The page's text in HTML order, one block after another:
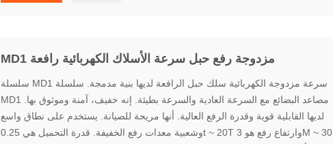
MD1 مزدوجة رفع حبل سرعة الأسلاك الكهربائية رافعة
سلسلة MD1 سرعة مزدوجة الكهربائية سلك حبل الرافعة لديها بنية مدمجة. سلسلة
MD1 مصاعد البضائع مع السرعة العادية والسرعة بطيئة. إنه خفيف، آمنة وموثوق بها.
لديها القابلية قوية وقدرة الرفع العالية. أنها مريحة للصيانة. يستخدم على نطاق واسع
وشعبية معدات رفع الخفيفة. قدرة التحميل هي 0.25t ~ 20T وارتفاع رفع هو 3M ~ 30M.